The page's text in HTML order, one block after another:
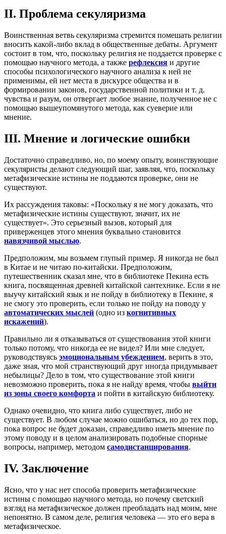
II. Проблема секуляризма
Воинственная ветвь секуляризма стремится помешать религии
вносить какой-либо вклад в общественные дебаты. Аргумент
состоит в том, что, поскольку религия не поддается проверке с
помощью научного метода, а также рефлексия и другие
способы психологического научного анализа к ней не
применимы, ей нет места в дискурсе общества и в
формировании законов, государственной политики и т. д.
чувства и разум, он отвергает любое знание, полученное не с
помощью вышеупомянутого метода, как суеверие или
мнение.
III. Мнение и логические ошибки
Достаточно справедливо, но, по моему опыту, воинствующие
секуляристы делают следующий шаг, заявляя, что, поскольку
метафизические истины не поддаются проверке, они не
существуют.
Их рассуждения таковы: «Поскольку я не могу доказать, что
метафизические истины существуют, значит, их не
существует». Это серьезный вызов, который для
приверженцев этого мнения буквально становится
навязчивой мыслью.
Предположим, мы возьмем глупый пример. Я никогда не был
в Китае и не читаю по-китайски. Предположим,
путешественник сказал мне, что в библиотеке Пекина есть
книга, посвященная древней китайской сантехнике. Если я не
выучу китайский язык и не пойду в библиотеку в Пекине, я
не смогу это проверить, если только не пойду на поводу у
автоматических мыслей (одно из когнитивных
искажений).
Правильно ли я отказываться от существования этой книги
только потому, что никогда ее не видел? Или мне следует,
руководствуясь эмоциональным убеждением, верить в это,
даже зная, что мой странствующий друг иногда придумывает
небылицы? Дело в том, что существование этой книги
невозможно проверить, пока я не найду время, чтобы выйти
из зоны своего комфорта и пойти в китайскую библиотеку.
Однако очевидно, что книга либо существует, либо не
существует. В любом случае можно ошибаться, но до тех пор,
пока вопрос не будет доказан, справедливо иметь мнение по
этому поводу и в целом анализировать подобные спорные
вопросы, например, методом самодистанцирования.
IV. Заключение
Ясно, что у нас нет способа проверить метафизические
истины с помощью научного метода, но почему светский
взгляд на метафизическое должен преобладать над моим, мне
непонятно. В самом деле, религия человека — это его вера в
метафизическое.